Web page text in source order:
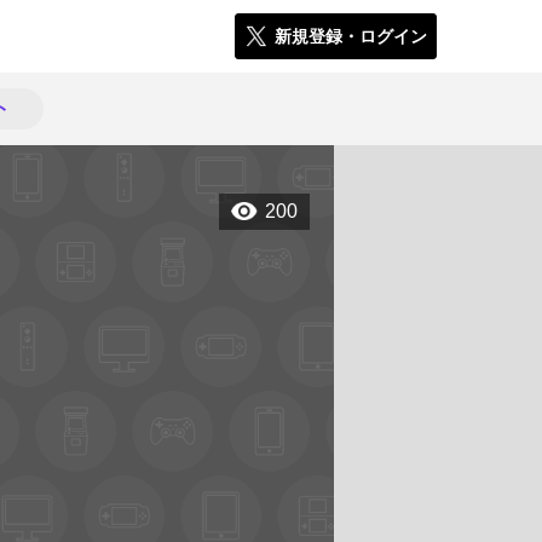
新規登録・ログイン
200